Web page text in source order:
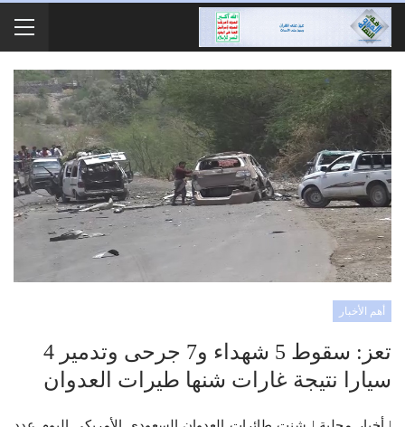
أهم الأخبار
تعز: سقوط 5 شهداء و7 جرحى وتدمير 4
سيارا نتيجة غارات شنها طيرات العدوان